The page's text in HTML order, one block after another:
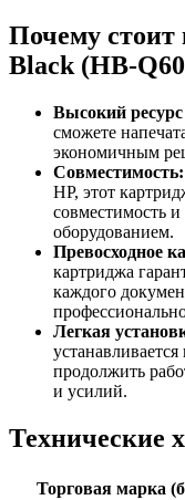
Почему
Black (HB-
Высокий
сможете
экономичным
Совместимость:
HP, этот
совместимость
оборудованием.
Превосходное
картриджа
каждого
Легкая
продолжить
и усилий.
Технические
Торговая марка